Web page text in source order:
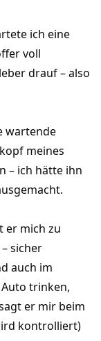
ich eine
voll
drauf – also
wartende
meines
– ich hätte ihn
er mich zu
sicher
auch im
trinken,
er mir beim
kontrolliert)